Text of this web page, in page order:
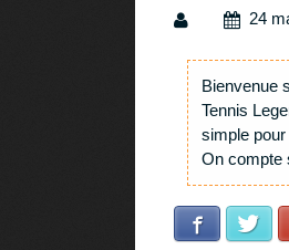
24
Bienvenue
Tennis
simple pour
On compte
Facebook